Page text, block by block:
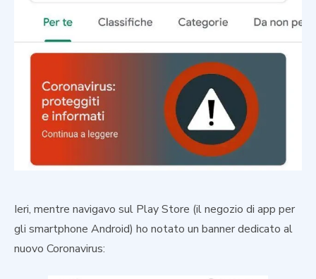
Ieri, mentre navigavo sul Play Store (il negozio di app per
gli smartphone Android) ho notato un banner dedicato al
nuovo Coronavirus: